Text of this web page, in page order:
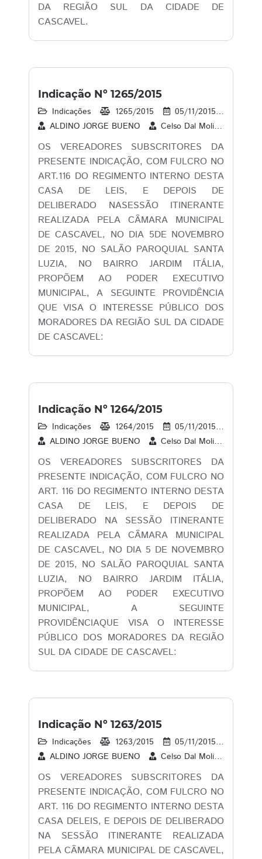
DA REGIÃO SUL DA CIDADE DE
CASCAVEL.
Indicação Nº 1265/2015
Indicações 1265/2015 05/11/2015
ALDINO JORGE BUENO
Celso Dal Molin
OS VEREADORES SUBSCRITORES DA
PRESENTE INDICAÇÃO, COM FULCRO NO
ART.116 DO REGIMENTO INTERNO DESTA
CASA DE LEIS, E DEPOIS DE
DELIBERADO NASESSÃO ITINERANTE
REALIZADA PELA CÂMARA MUNICIPAL
DE CASCAVEL, NO DIA 5DE NOVEMBRO
DE 2015, NO SALÃO PAROQUIAL SANTA
LUZIA, NO BAIRRO JARDIM ITÁLIA,
PROPÕEM AO PODER EXECUTIVO
MUNICIPAL, A SEGUINTE PROVIDÊNCIA
QUE VISA O INTERESSE PÚBLICO DOS
MORADORES DA REGIÃO SUL DA CIDADE
DE CASCAVEL:
Indicação Nº 1264/2015
Indicações 1264/2015 05/11/2015
ALDINO JORGE BUENO
Celso Dal Molin
OS VEREADORES SUBSCRITORES DA
PRESENTE INDICAÇÃO, COM FULCRO NO
ART. 116 DO REGIMENTO INTERNO DESTA
CASA DE LEIS, E DEPOIS DE
DELIBERADO NA SESSÃO ITINERANTE
REALIZADA PELA CÂMARA MUNICIPAL
DE CASCAVEL, NO DIA 5 DE NOVEMBRO
DE 2015, NO SALÃO PAROQUIAL SANTA
LUZIA, NO BAIRRO JARDIM ITÁLIA,
PROPÕEM AO PODER EXECUTIVO
MUNICIPAL, A SEGUINTE
PROVIDÊNCIAQUE VISA O INTERESSE
PÚBLICO DOS MORADORES DA REGIÃO
SUL DA CIDADE DE CASCAVEL:
Indicação Nº 1263/2015
Indicações 1263/2015 05/11/2015
ALDINO JORGE BUENO
Celso Dal Molin
OS VEREADORES SUBSCRITORES DA
PRESENTE INDICAÇÃO, COM FULCRO NO
ART. 116 DO REGIMENTO INTERNO DESTA
CASA DELEIS, E DEPOIS DE DELIBERADO
NA SESSÃO ITINERANTE REALIZADA
PELA CÂMARA MUNICIPAL DE CASCAVEL,